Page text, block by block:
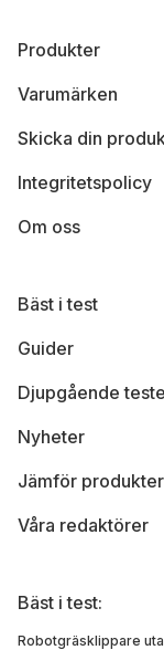
Bäst i test
Guider
Djupgående
Nyheter
Jämför produkter
Våra redaktörer
Produkter
Varumärken
Skicka din
Integritetspolicy
Om oss
Bäst i test:
Robotgräsklippare